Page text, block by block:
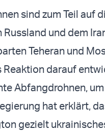
sind zum Teil auf
und dem
Teheran und
Reaktion darauf
Abfangdrohnen,
hat erklärt,
gezielt